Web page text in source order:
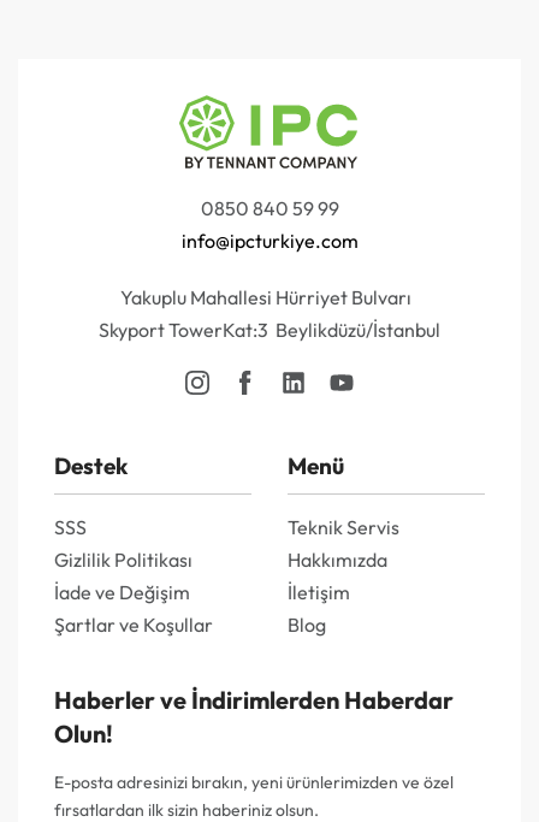
0850 840 59 99
info@ipcturkiye.com
Yakuplu Mahallesi Hürriyet Bulvarı
Skyport TowerKat:3 Beylikdüzü/İstanbul
Destek
SSS
Gizlilik Politikası
İade ve Değişim
Şartlar ve Koşullar
Menü
Teknik Servis
Hakkımızda
İletişim
Blog
Haberler ve İndirimlerden Haberdar
Olun!
E-posta adresinizi bırakın, yeni ürünlerimizden ve özel
fırsatlardan ilk sizin haberiniz olsun.